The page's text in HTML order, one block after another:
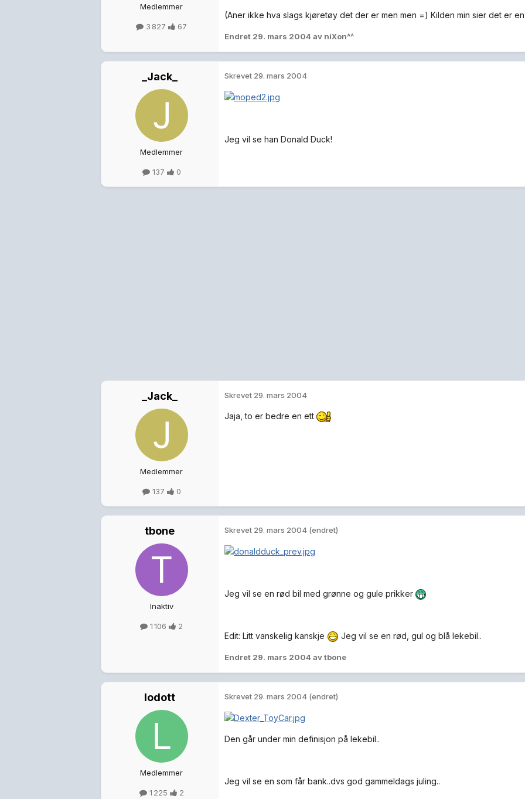
Medlemmer
3 827 67
(Aner ikke hva slags kjøretøy det der er men men =) Kilden min sier det er
Endret 29. mars 2004 av niXon^^
_Jack_
Medlemmer
137 0
Skrevet 29. mars 2004
Jeg vil se han Donald Duck!
_Jack_
Medlemmer
137 0
Skrevet 29. mars 2004
Jaja, to er bedre en ett
tbone
Inaktiv
1 106 2
Skrevet 29. mars 2004 (endret)
Jeg vil se en rød bil med grønne og gule prikker
Edit: Litt vanskelig kanskje Jeg vil se en rød, gul og blå lekebil..
Endret 29. mars 2004 av tbone
lodott
Medlemmer
1 225 2
Skrevet 29. mars 2004 (endret)
Den går under min definisjon på lekebil..
Jeg vil se en som får bank..dvs god gammeldags juling..